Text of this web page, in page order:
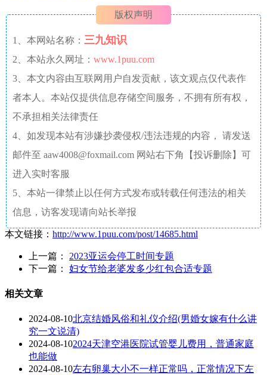
版权声明
1、本网站名称： 三九知识
2、本站永久网址： www.1puu.com
3、本文内容由互联网用户自发贡献，该文观点仅代表作
者本人。本站仅提供信息存储空间服务，不拥有所有权，
不承担相关法律责任
4、如发现本站有涉嫌抄袭侵权/违法违规的内容， 请发送
邮件至 aaw4008@foxmail.com 网站右下角【投诉删除】可
进入实时客服
5、本站一律禁止以任何方式发布或转载任何违法的相关
信息，访客发现请向站长举报
本文链接： http://www.1puu.com/post/14685.html
上一篇： 2023亚运会停工时间专题
下一篇： 妇女节给老婆发多少红包合适专题
相关文章
2024-08-10北京结婚风俗和礼仪介绍(男婚女嫁有什么讲
究一文说清)
2024-08-102024天津空港医院试管婴儿费用，普通家庭
也能做
2024-08-10左右卵巢大小不一样正常吗，正常情况下左